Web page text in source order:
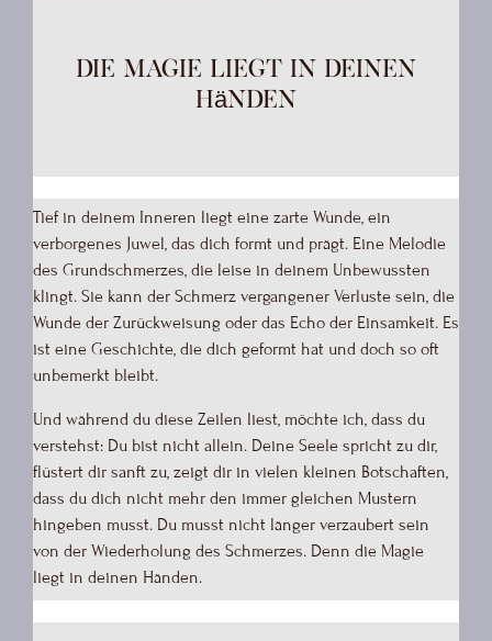
Die Magie liegt in deinen
Händen
Tief in deinem Inneren liegt eine zarte Wunde, ein
verborgenes Juwel, das dich formt und prägt. Eine Melodie
des Grundschmerzes, die leise in deinem Unbewussten
klingt. Sie kann der Schmerz vergangener Verluste sein, die
Wunde der Zurückweisung oder das Echo der Einsamkeit. Es
ist eine Geschichte, die dich geformt hat und doch so oft
unbemerkt bleibt.
Und während du diese Zeilen liest, möchte ich, dass du
verstehst: Du bist nicht allein. Deine Seele spricht zu dir,
flüstert dir sanft zu, zeigt dir in vielen kleinen Botschaften,
dass du dich nicht mehr den immer gleichen Mustern
hingeben musst. Du musst nicht länger verzaubert sein
von der Wiederholung des Schmerzes. Denn die Magie
liegt in deinen Händen.